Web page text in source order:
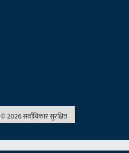
© 2026 सर्वाधिकार सुरक्षित